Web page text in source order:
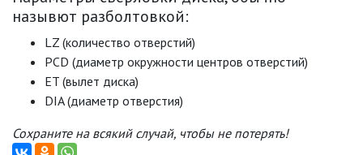
назывют разболтовкой:
LZ (количество отверстий)
PCD (диаметр окружности центров отверстий)
ET (вылет диска)
DIA (диаметр отверстия)
Сохраните на всякий случай, чтобы не потерять!